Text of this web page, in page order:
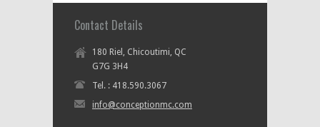
Contact Details
180 Riel, Chicoutimi, QC
G7G 3H4
Tel. : 418.590.3067
info@conceptionmc.com